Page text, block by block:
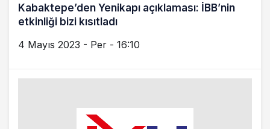
Kabaktepe’den Yenikapı açıklaması: İBB’nin
etkinliği bizi kısıtladı
4 Mayıs 2023 - Per - 16:10